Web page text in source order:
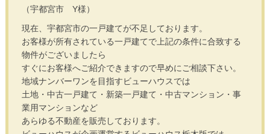
（宇都宮市 Y様）
現在、宇都宮市の一戸建てが不足しております。
お客様が所有されている一戸建てで上記の条件に合致する
物件がございましたら
すぐにお客様へご紹介できますので早めにご相談下さい。
地域ナンバーワンを目指すビューハウスでは
土地・中古一戸建て・新築一戸建て・中古マンション・事
業用マンションなど
あらゆる不動産を販売しております。